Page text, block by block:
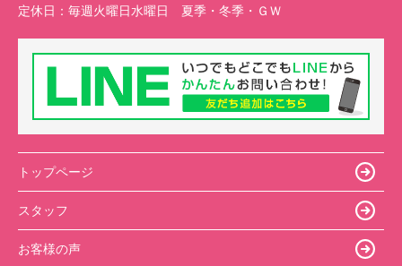
定休日： 毎週火曜日水曜日 夏季・冬季・ＧＷ
トップページ
スタッフ
お客様の声